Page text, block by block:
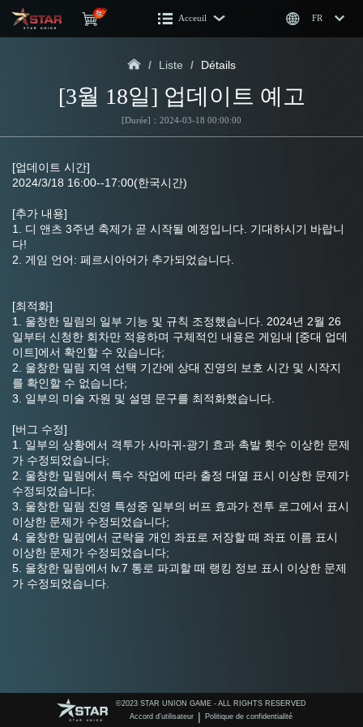
Acceuil FR
/ Liste / Détails
[3월 18일] 업데이트 예고
[Durée]：2024-03-18 00:00:00
[업데이트 시간]
2024/3/18 16:00--17:00(한국시간)
[추가 내용]
1. 디 앤츠 3주년 축제가 곧 시작될 예정입니다. 기대하시기 바랍니
다!
2. 게임 언어: 페르시아어가 추가되었습니다.
[최적화]
1. 울창한 밀림의 일부 기능 및 규칙 조정했습니다. 2024년 2월 26
일부터 신청한 회차만 적용하며 구체적인 내용은 게임내 [중대 업데
이트]에서 확인할 수 있습니다;
2. 울창한 밀림 지역 선택 기간에 상대 진영의 보호 시간 및 시작지
를 확인할 수 없습니다;
3. 일부의 미술 자원 및 설명 문구를 최적화했습니다.
[버그 수정]
1. 일부의 상황에서 격투가 사마귀-광기 효과 촉발 횟수 이상한 문제
가 수정되었습니다;
2. 울창한 밀림에서 특수 작업에 따라 출정 대열 표시 이상한 문제가
수정되었습니다;
3. 울창한 밀림 진영 특성중 일부의 버프 효과가 전투 로그에서 표시
이상한 문제가 수정되었습니다;
4. 울창한 밀림에서 군락을 개인 좌표로 저장할 때 좌표 이름 표시
이상한 문제가 수정되었습니다;
5. 울창한 밀림에서 lv.7 통로 파괴할 때 랭킹 정보 표시 이상한 문제
가 수정되었습니다.
©️2023 STAR UNION GAME - ALL RIGHTS RESERVED
Accord d'utilisateur | Politique de confidentialité